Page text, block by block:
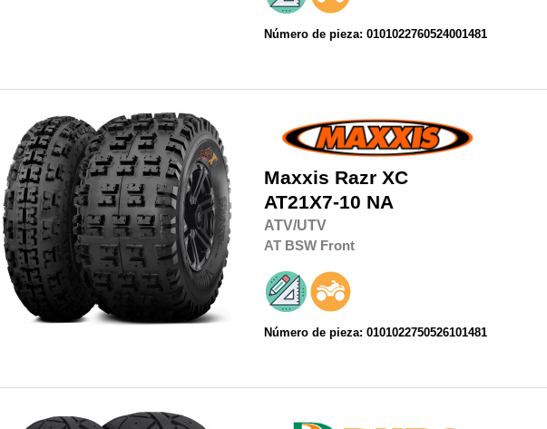
Número de pieza: 0101022760524001481
Maxxis Razr XC
AT21X7-10 NA
ATV/UTV
AT BSW Front
Número de pieza: 0101022750526101481